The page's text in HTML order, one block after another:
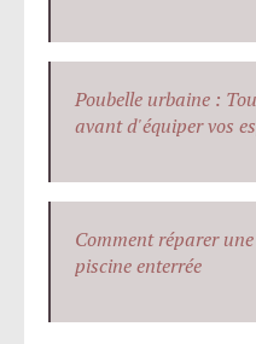
Poubelle urbaine :
avant d'équiper vos
Comment réparer
piscine enterrée